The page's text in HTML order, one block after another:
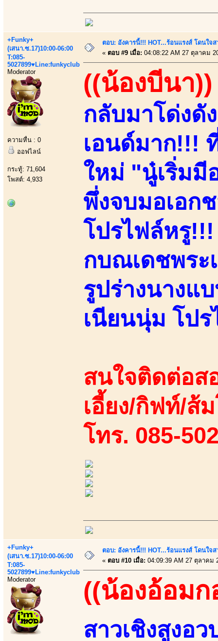
+Funky+
(เสนา.ซ.17)10:00-06:00
T:085-
5027899♥Line:funkyclub
Moderator
ความหื่น : 0
ออฟไลน์
กระทู้: 71,604
โพสต์: 4,933
ตอบ: อังคารนี้!!! HOT...ร้อนแรงส์ โดนใจ
« ตอบ #9 เมื่อ: 04:08:22 AM 27 ตุลาคม
((น้องบีนา))
กลับมาโด่งดั
เอนด์มาก!!!
ใหม่ "นู๋เริ่ม
พึ่งจบมอเอก
โปรไฟล์หรู
กบณเดชพระ
รูปร่างนางแ
เนียนนุ่ม โป
สนใจติดต่อส
เอี้ยง/กิฟท์/ส้
โทร. 085-
+Funky+
(เสนา.ซ.17)10:00-06:00
T:085-
5027899♥Line:funkyclub
Moderator
ตอบ: อังคารนี้!!! HOT...ร้อนแรงส์ โดนใจ
« ตอบ #10 เมื่อ: 04:09:39 AM 27 ตุลาคม
((น้องอ้อมก
สาวเชิงสูงอ